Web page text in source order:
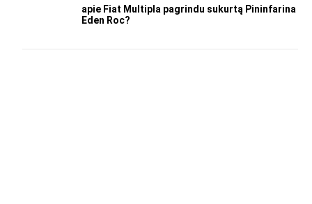
apie Fiat Multipla pagrindu sukurtą Pininfarina
Eden Roc?